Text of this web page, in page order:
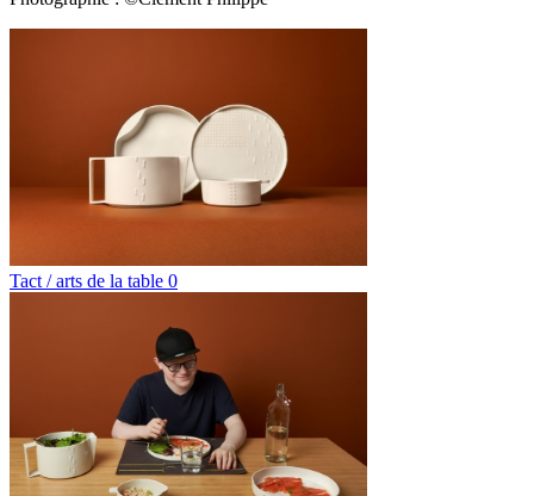
Tact / arts de la table 0